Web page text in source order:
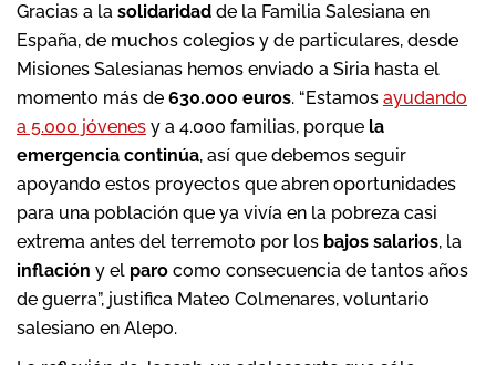
Gracias a la solidaridad de la Familia Salesiana en
España, de muchos colegios y de particulares, desde
Misiones Salesianas hemos enviado a Siria hasta el
momento más de 630.000 euros. “Estamos ayudando
a 5.000 jóvenes y a 4.000 familias, porque la
emergencia continúa, así que debemos seguir
apoyando estos proyectos que abren oportunidades
para una población que ya vivía en la pobreza casi
extrema antes del terremoto por los bajos salarios, la
inflación y el paro como consecuencia de tantos años
de guerra”, justifica Mateo Colmenares, voluntario
salesiano en Alepo.